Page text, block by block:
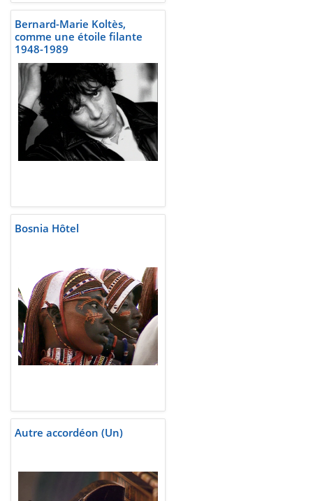
Bernard-Marie Koltès,
comme une étoile filante
1948-1989
Bosnia Hôtel
Autre accordéon (Un)